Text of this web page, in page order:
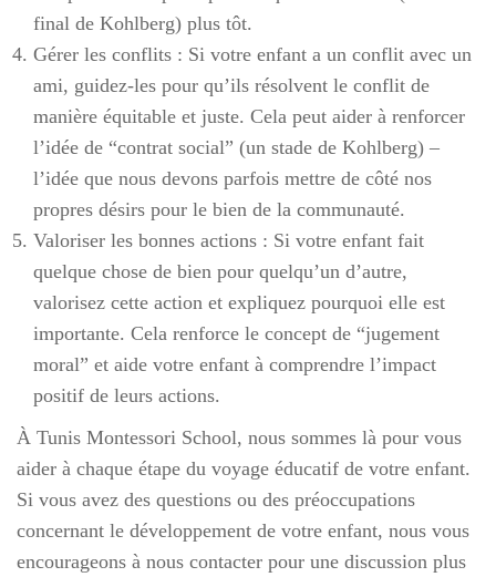
final de Kohlberg) plus tôt.
Gérer les conflits : Si votre enfant a un conflit avec un
ami, guidez-les pour qu’ils résolvent le conflit de
manière équitable et juste. Cela peut aider à renforcer
l’idée de “contrat social” (un stade de Kohlberg) –
l’idée que nous devons parfois mettre de côté nos
propres désirs pour le bien de la communauté.
Valoriser les bonnes actions : Si votre enfant fait
quelque chose de bien pour quelqu’un d’autre,
valorisez cette action et expliquez pourquoi elle est
importante. Cela renforce le concept de “jugement
moral” et aide votre enfant à comprendre l’impact
positif de leurs actions.
À Tunis Montessori School, nous sommes là pour vous
aider à chaque étape du voyage éducatif de votre enfant.
Si vous avez des questions ou des préoccupations
concernant le développement de votre enfant, nous vous
encourageons à nous contacter pour une discussion plus